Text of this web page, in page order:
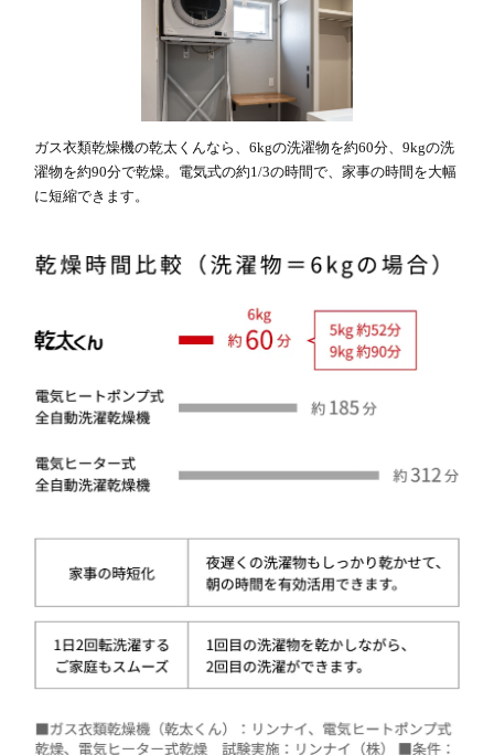
ガス衣類乾燥機の乾太くんなら、6kgの洗濯物を約60分、9kgの洗
濯物を約90分で乾燥。電気式の約1/3の時間で、家事の時間を大幅
に短縮できます。